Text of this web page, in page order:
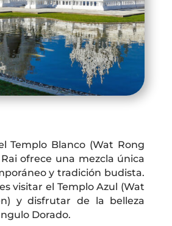
Templo Blanco (Wat Rong
ofrece una mezcla única
y tradición budista.
visitar el Templo Azul (Wat
y disfrutar de la belleza
Dorado.